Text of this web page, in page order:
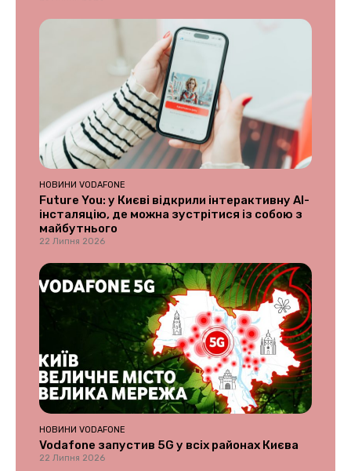
НОВИНИ VODAFONE
Future You: у Києві відкрили інтерактивну AI-
інсталяцію, де можна зустрітися із собою з
майбутнього
22 Липня 2026
НОВИНИ VODAFONE
Vodafone запустив 5G у всіх районах Києва
22 Липня 2026